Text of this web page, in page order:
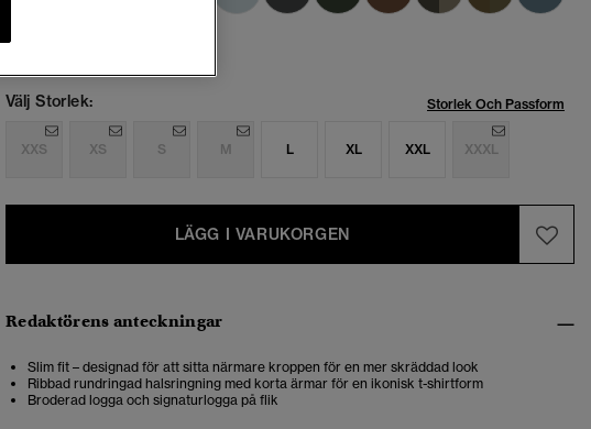
Välj Storlek: Storlek Och Passform
XXS XS S M L XL XXL XXXL
LÄGG I VARUKORGEN
Redaktörens anteckningar
Slim fit – designad för att sitta närmare kroppen för en mer skräddad look
Ribbad rundringad halsringning med korta ärmar för en ikonisk t-shirtform
Broderad logga och signaturlogga på flik